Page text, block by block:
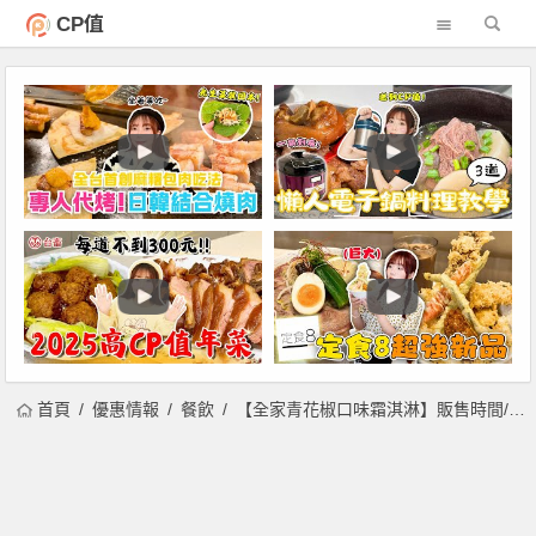
CP值
首頁 優惠情報 餐飲 【全家青花椒口味霜淇淋】販售時間/買一送一/優惠/門市查詢整理